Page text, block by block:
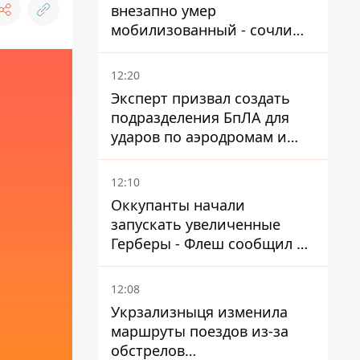
внезапно умер
мобилизованный - сочли
годным и сразу
остановилось сердце
12:20
Эксперт призвал создать
подразделения БпЛА для
ударов по аэродромам и
составам КАБ врага
12:10
Оккупанты начали
запускать увеличенные
Герберы - Флеш сообщил о
новой модификации дрона
12:08
Укрзализныця изменила
маршруты поездов из-за
обстрелов